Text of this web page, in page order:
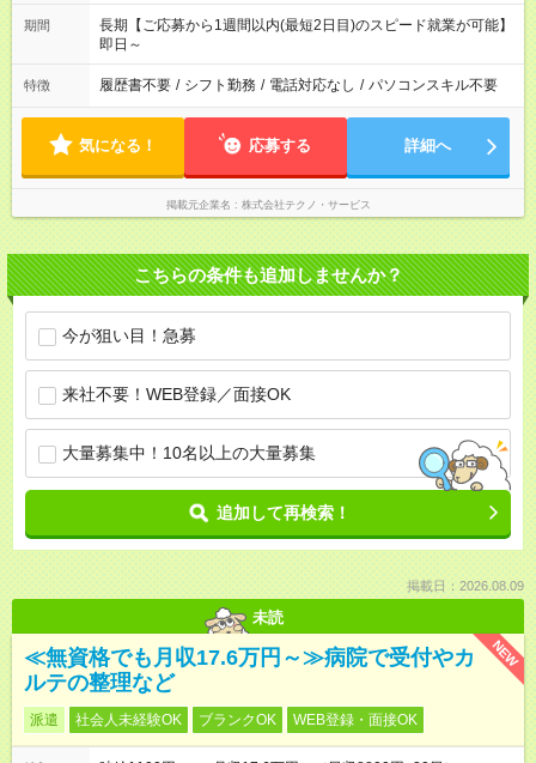
期間
長期【ご応募から1週間以内(最短2日目)のスピード就業が可能】
即日～
特徴 履歴書不要 / シフト勤務 / 電話対応なし / パソコンスキル不要
気になる！ 応募する 詳細へ
掲載元企業名 株式会社テクノ・サービス
こちらの条件も追加しませんか？
今が狙い目！急募
来社不要！WEB登録／面接OK
大量募集中！10名以上の大量募集
追加して再検索！
掲載日：2026.08.09
未読
NEW
≪無資格でも月収17.6万円～≫病院で受付やカ
ルテの整理など
派遣 社会人未経験OK ブランクOK WEB登録・面接OK